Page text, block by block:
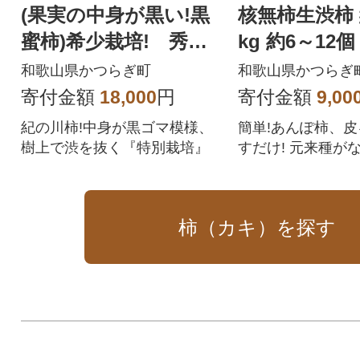
(果実の中身が黒い!黒
蜜柿)希少栽培! 秀品6
個～9個 こだわり農
家厳選!
和歌山県かつらぎ町
寄付金額 18,000円
紀の川柿!中身が黒ゴマ模様、
樹上で渋を抜く『特別栽培』
核無柿生渋柿
kg 約6～12個
旬～11月上
定】
和歌山県かつらぎ
寄付金額
簡単!あんぽ柿、
すだけ! 元来種が
柿（カキ）を探す